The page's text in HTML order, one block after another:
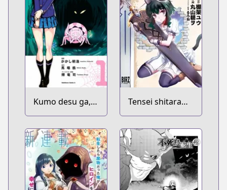
Kumo desu ga,
Nani ka?
Tensei shitara
Ken deshita